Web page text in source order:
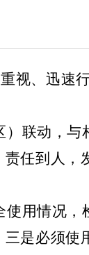
视、迅速
联动，与
任到人，
用情况，
是必须使